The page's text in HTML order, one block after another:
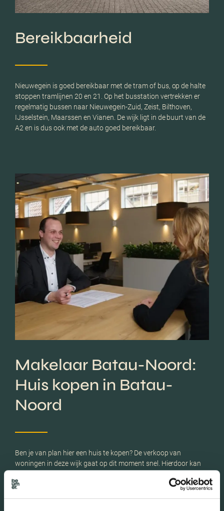
Bereikbaarheid
Nieuwegein is goed bereikbaar met de tram of bus, op de halte
stoppen tramlijnen 20 en 21. Op het busstation vertrekken er
regelmatig bussen naar Nieuwegein-Zuid, Zeist, Bilthoven,
IJsselstein, Maarssen en Vianen. De wijk ligt in de buurt van de
A2 en is dus ook met de auto goed bereikbaar.
Makelaar Batau-Noord:
Huis kopen in Batau-
Noord
Ben je van plan hier een huis te kopen? De verkoop van
woningen in deze wijk gaat op dit moment snel. Hierdoor kan
makelaars begeleiden je graag bij de zoektocht en de